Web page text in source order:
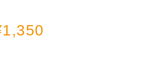
1,350